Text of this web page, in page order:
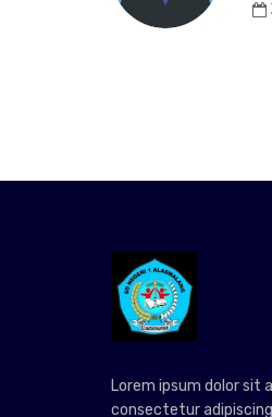
Lorem ipsum dolor sit
consectetur